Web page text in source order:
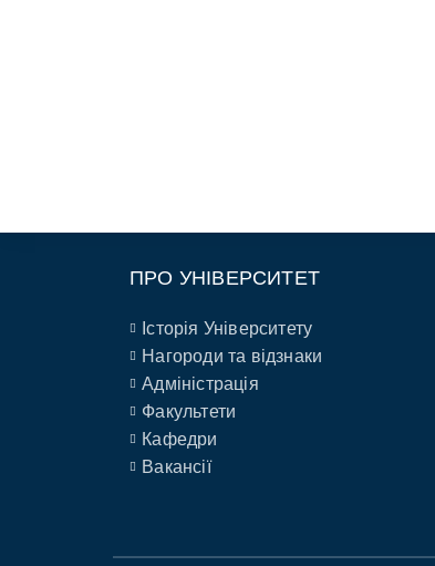
ПРО УНІВЕРСИТЕТ
Історія Університету
Нагороди та відзнаки
Адміністрація
Факультети
Кафедри
Вакансії